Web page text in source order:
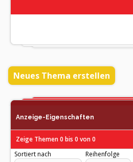
Neues Thema erstellen
Anzeige-Eigenschaften
Zeige Themen 0 bis 0 von 0
Sortiert nach
Reihenfolge